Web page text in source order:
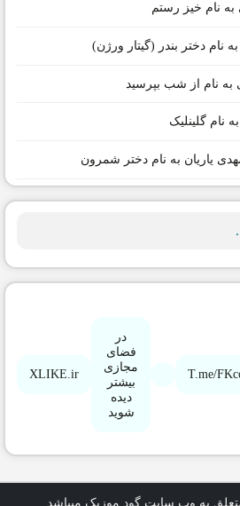
نام خیز رستم
نام دختر بندر (گیتار ورژن)
به نام از شب بپرسید
نام گلینلیک
یاریان به نام دختر شمرون
T.me/
در
فضای
مجازی
بیشتر
دیده
شوید
XLIKE.ir
به وب سایت گود موزیک میباشد